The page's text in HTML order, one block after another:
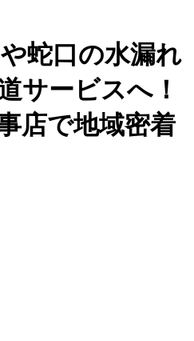
蛇口の水漏れ
サービスへ！
店で地域密着